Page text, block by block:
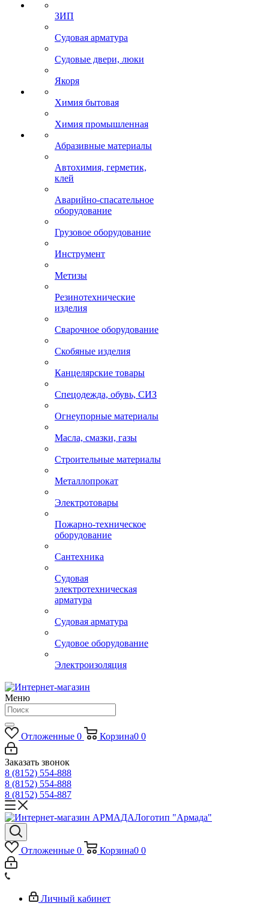
ЗИП
Судовая арматура
Судовые двери, люки
Якоря
Химия бытовая
Химия промышленная
Абразивные материалы
Автохимия, герметик,
клей
Аварийно-спасательное
оборудование
Грузовое оборудование
Инструмент
Метизы
Резинотехнические
изделия
Сварочное оборудование
Скобяные изделия
Канцелярские товары
Спецодежда, обувь, СИЗ
Огнеупорные материалы
Масла, смазки, газы
Строительные материалы
Металлопрокат
Электротовары
Пожарно-техническое
оборудование
Сантехника
Судовая
электротехническая
арматура
Судовая арматура
Судовое оборудование
Электроизоляция
Меню
Отложенные 0 Корзина0 0
Заказать звонок
8 (8152) 554-888
8 (8152) 554-888
8 (8152) 554-887
Логотип "Армада"
Отложенные 0 Корзина0 0
Личный кабинет